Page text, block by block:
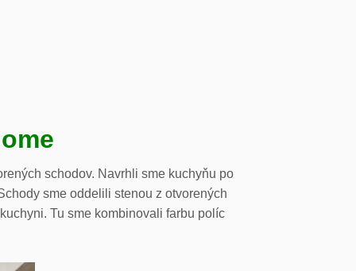
schodov. Navrhli sme kuchyňu po
sme oddelili stenou z otvorených
Tu sme kombinovali farbu políc